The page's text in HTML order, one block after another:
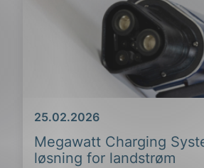
Megawatt Charging
løsning for landstrøm
Dato
25.02.2026